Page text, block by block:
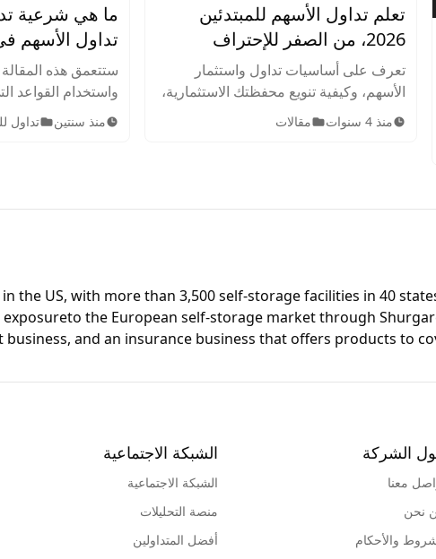
تعلم تداول الأسهم للمبتدئين
2026، من الصفر للإحتراف
تعرف على أساسيات تداول واستثمار
الأسهم، وكيفية تنويع محفظتك الاستثمارية،
وإدارة المخاطر بذكاء. اكتشف أهم
الاستراتيجيات والنصائح لتحقيق النجاح في
منذ 4 سنوات مقالات
ما هي شرعية
تداول الأسهم
الإسلامية
ستتعمق هذه
واستخدام القواعد
الإسلامية لتحديد
الاستثمار الحلال
منذ سنتين تداول
the US, with more than 3,500 self-storage facilities in 40
the European self-storage market through
and an insurance business that offers products to
الشركة
معنا
نحن
والأحكام
الشبكة الاجتماعية
الشبكة الاجتماعية
منصة التحليلات
أفضل المتداولين